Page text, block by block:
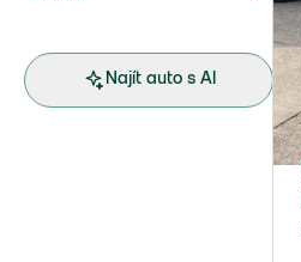
Najít auto s AI